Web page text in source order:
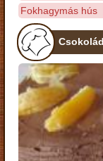
Fokhagymás hús